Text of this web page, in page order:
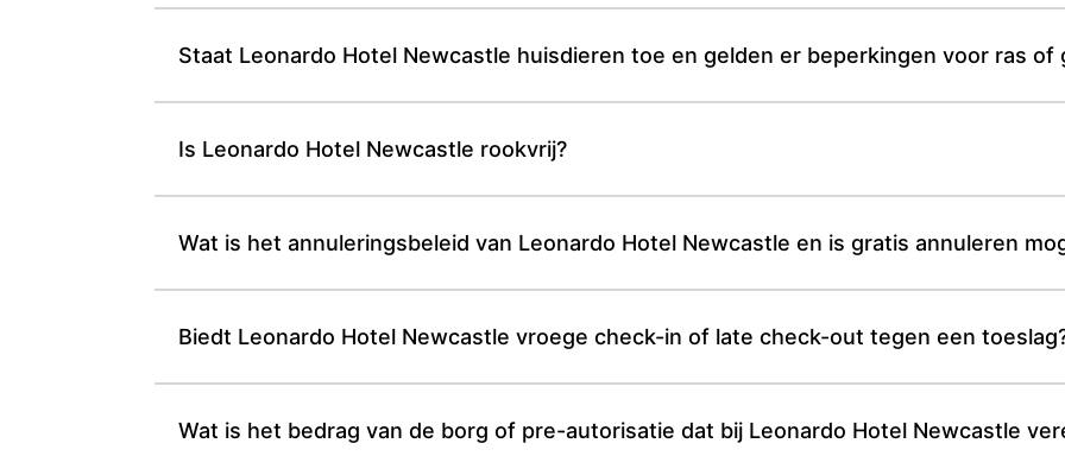
Staat Leonardo Hotel Newcastle huisdieren toe en gelden er beperkingen voor ras of
Is Leonardo Hotel Newcastle rookvrij?
Wat is het annuleringsbeleid van Leonardo Hotel Newcastle en is gratis annuleren
Biedt Leonardo Hotel Newcastle vroege check-in of late check-out tegen een
Wat is het bedrag van de borg of pre-autorisatie dat bij Leonardo Hotel Newcastle